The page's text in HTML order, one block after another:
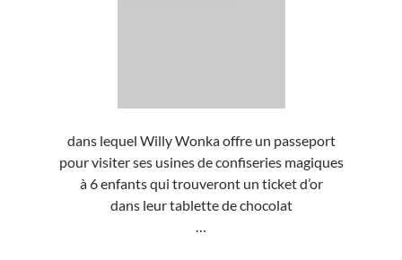
dans lequel Willy Wonka offre un passeport
pour visiter ses usines de confiseries magiques
à 6 enfants qui trouveront un ticket d’or
dans leur tablette de chocolat
…